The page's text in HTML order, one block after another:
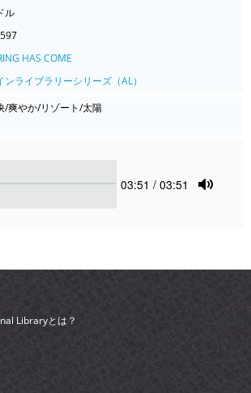
ル
HAS COME
ンライブラリーシリーズ（AL）
/爽やか/リゾート/太陽
Current
03:51 / 03:51
Libraryとは？